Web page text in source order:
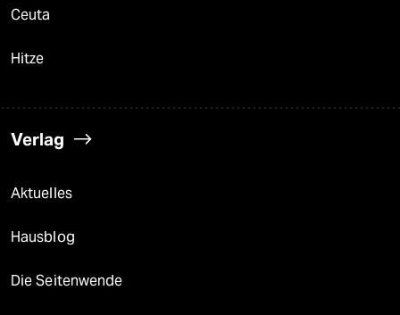
Ceuta
Hitze
Verlag
Aktuelles
Hausblog
Die Seitenwende